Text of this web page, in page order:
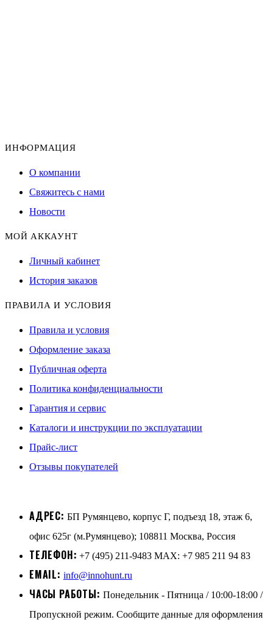
ИНФОРМАЦИЯ
О компании
Свяжитесь с нами
Новости
МОЙ АККАУНТ
Личный кабинет
История заказов
ПРАВИЛА И УСЛОВИЯ
Правила и условия
Оформление заказа
Публичная оферта
Политика конфиденциальности
Гарантия и сервис
Каталоги и инструкции по эксплуатации
Прайс-лист
Отзывы покупателей
АДРЕС: БП Румянцево, корпус Г, подъезд 18, этаж 6,
офис 625г (м.Румянцево); 108811 Москва, Россия
ТЕЛЕФОН: +7 (495) 211-9483 MAX: +7 985 211 94 83
EMAIL: info@innohunt.ru
ЧАСЫ РАБОТЫ: Понедельник - Пятница / 10:00-18:00 /
Пропускной режим. Сообщите данные для оформления